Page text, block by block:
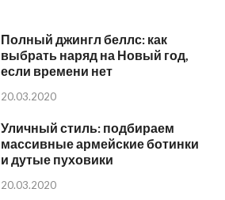
Полный джингл беллс: как
выбрать наряд на Новый год,
если времени нет
20.03.2020
Уличный стиль: подбираем
массивные армейские ботинки
и дутые пуховики
20.03.2020